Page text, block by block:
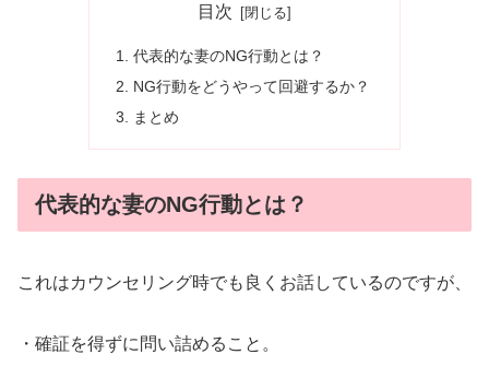
目次
代表的な妻のNG行動とは？
NG行動をどうやって回避するか？
まとめ
代表的な妻のNG行動とは？
これはカウンセリング時でも良くお話しているのですが、
・確証を得ずに問い詰めること。